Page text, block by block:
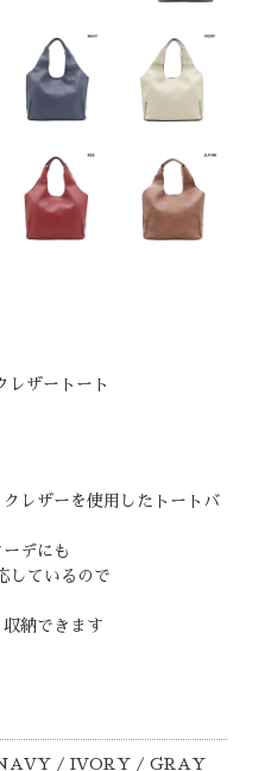
ザートート
レザーを使用したトートバ
デにも
しているので
納できます
/ IVORY / GRAY